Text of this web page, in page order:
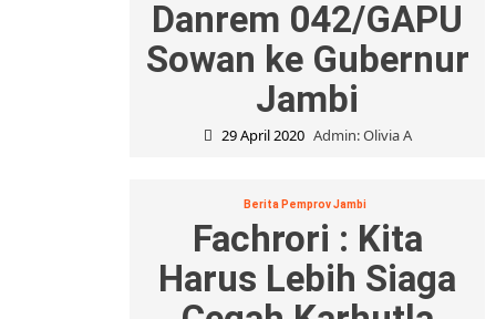
Danrem 042/GAPU
Sowan ke Gubernur
Jambi
29 April 2020 Admin: Olivia A
Berita Pemprov Jambi
Fachrori : Kita
Harus Lebih Siaga